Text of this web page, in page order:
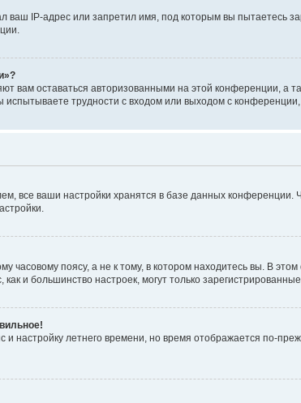
IP-адрес или запретил имя, под которым вы пытаетесь
вам оставаться авторизованными на этой конференции, а
испытываете трудности с входом или выходом с
все ваши настройки хранятся в базе данных
часовому поясу, а не к тому, в котором находитесь вы. В
как и большинство настроек, могут только
и настройку летнего времени, но время отображается по-